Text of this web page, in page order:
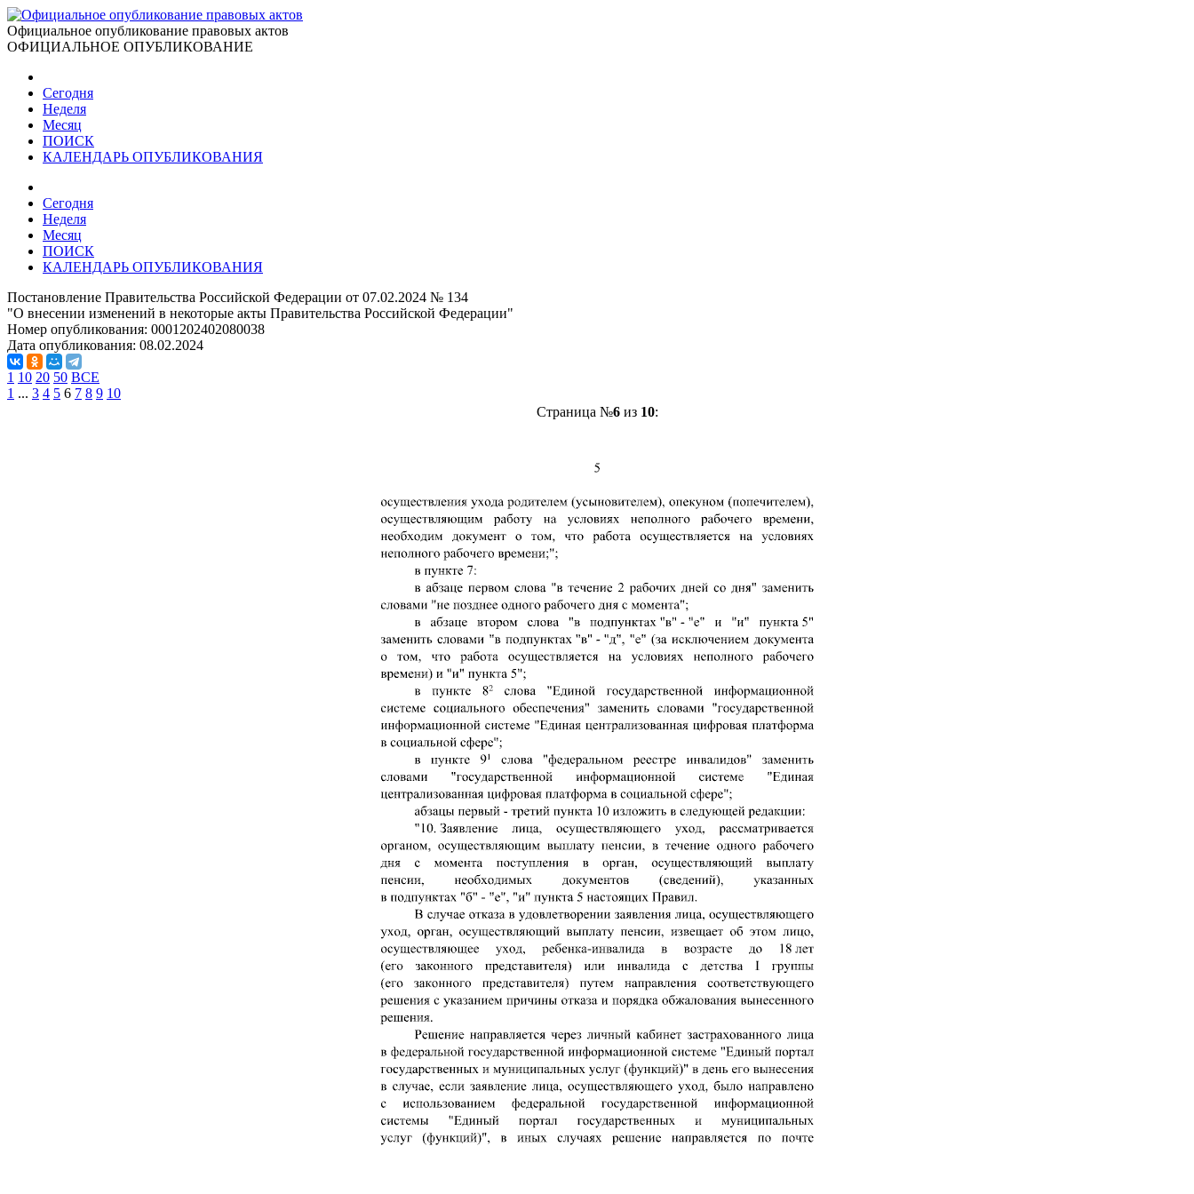
Официальное опубликование правовых актов
ОФИЦИАЛЬНОЕ ОПУБЛИКОВАНИЕ
Сегодня
Неделя
Месяц
ПОИСК
КАЛЕНДАРЬ ОПУБЛИКОВАНИЯ
Сегодня
Неделя
Месяц
ПОИСК
КАЛЕНДАРЬ ОПУБЛИКОВАНИЯ
Постановление Правительства Российской Федерации от 07.02.2024 № 134
"О внесении изменений в некоторые акты Правительства Российской Федерации"
Номер опубликования: 0001202402080038
Дата опубликования: 08.02.2024
1 10 20 50 ВСЕ
1 ... 3 4 5 6 7 8 9 10
Страница №6из 10: